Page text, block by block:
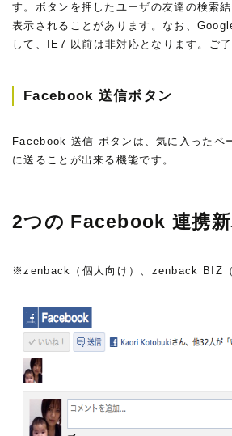
す。ボタンを押したユーザの友達の検索
表示されることがあります。なお、
して、IE7 以前は非対応となります。ご了
Facebook 送信ボタン
Facebook 送信 ボタンは、気に入ったペ
に送ることが出来る機能です。
2つの Facebook 連携
※zenback（個人向け）、zenback BIZ